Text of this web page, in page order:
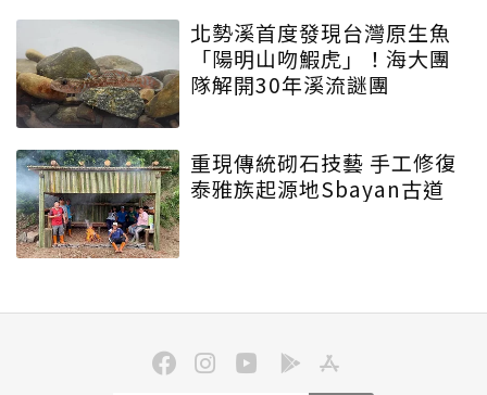
北勢溪首度發現台灣原生魚
「陽明山吻鰕虎」！海大團
隊解開30年溪流謎團
重現傳統砌石技藝 手工修復
泰雅族起源地Sbayan古道